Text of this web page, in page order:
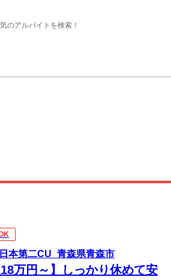
のアルバイトを検索！
本第二CU_青森県青森市
万円～】しっかり休めて安